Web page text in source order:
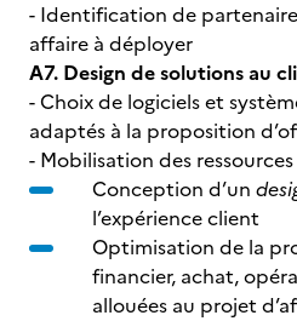
- Identification de
affaire à déployer
A7. Design de solutions au
- Choix de logiciels et
adaptés à la proposition
- Mobilisation des
Conception d’un
l’expérience client
Optimisation de la
financier, achat,
allouées au projet